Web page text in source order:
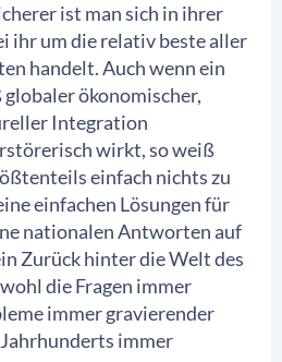
ist man sich in ihrer
ihr um die relativ beste aller
handelt. Auch wenn ein
ökonomischer,
Integration
wirkt, so weiß
einfach nichts zu
einfachen Lösungen für
nationalen Antworten auf
Zurück hinter die Welt des
die Fragen immer
immer gravierender
immer